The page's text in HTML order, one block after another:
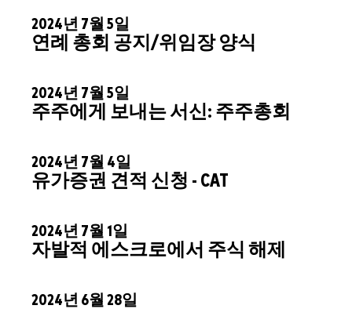
2024년 7월 5일
연례 총회 공지/위임장 양식
2024년 7월 5일
주주에게 보내는 서신: 주주총회
2024년 7월 4일
유가증권 견적 신청 - CAT
2024년 7월 1일
자발적 에스크로에서 주식 해제
2024년 6월 28일